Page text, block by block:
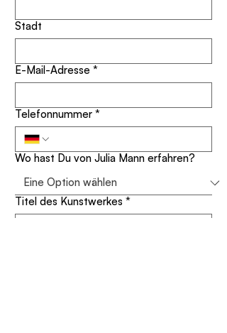
Stadt
E-Mail-Adresse *
Telefonnummer *
Wo hast Du von Julia Mann erfahren?
Titel des Kunstwerkes *